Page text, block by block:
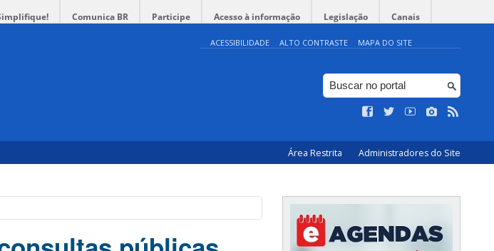
Comunica BR Participe Acesso à informação Legislação Canais
ACESSIBILIDADE ALTO CONTRASTE MAPA DO SITE
Área Restrita Administradores do Site